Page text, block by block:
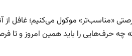
«مناسب‌تر» موکول می‌کنیم؛ غافل از
چه حرف‌هایی را باید همین امروز و تا